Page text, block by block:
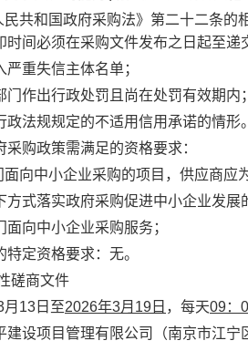
共和国政府采购法》第二十二条的
时间必须在采购文件发布之日起至
重失信主体名单；
作出行政处罚且尚在处罚有效期内；
法规规定的不适用信用承诺的情形。
采购政策需满足的资格要求：
面向中小企业采购的项目，供应商应
方式落实政府采购促进中小企业发展
向中小企业采购服务；
特定资格要求 ：无。
磋商文件
月 13 日 至2026年3月 19 日 ，每天09：
建设项目管理有限公司（南京市江宁